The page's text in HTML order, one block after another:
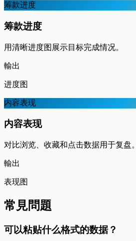
筹款进度
筹款进度
用清晰进度图展示目标完成情况。
輸出
进度图
内容表现
内容表现
对比浏览、收藏和点击数据用于复盘。
輸出
表现图
常見問題
可以粘贴什么格式的数据？